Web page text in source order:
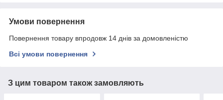
Умови повернення
Повернення товару впродовж 14 днів за домовленістю
Всі умови повернення
З цим товаром також замовляють